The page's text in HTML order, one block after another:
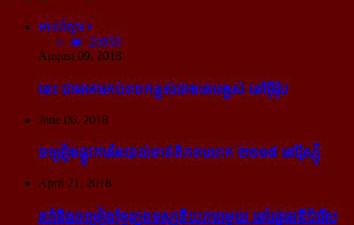
អានពិស្ដារ
20858
August 09, 2018
នេះ ជា​អាគារ​កប់​ពពក​ខ្ពស់​ជាង​គេ​បង្អស់ នៅ​អ៊ឺរ៉ុប
June 06, 2018
ចម្រៀង​ផ្លូវការ​នៃ​បាល់ទាត់​ពិភពលោក ២០១៨ នៅ​រ៉ូស្ស៊ី
April 21, 2018
របាំ​និង​ចម្រៀង​ខ្មែរ​ក្នុង​ទស្សនីយភាព​មួយ នៅ​រដ្ឋធានី​ប៉ារីស​